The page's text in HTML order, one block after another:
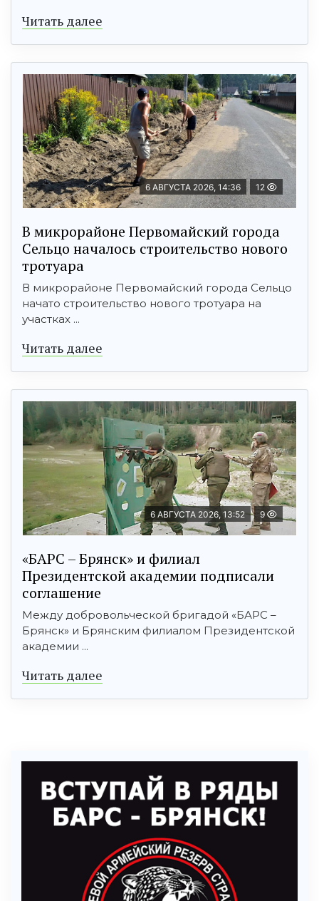
Читать далее
6 АВГУСТА 2026, 14:36 12
В микрорайоне Первомайский города
Сельцо началось строительство нового
тротуара
В микрорайоне Первомайский города Сельцо
начато строительство нового тротуара на
участках ...
Читать далее
6 АВГУСТА 2026, 13:52 9
«БАРС – Брянск» и филиал
Президентской академии подписали
соглашение
Между добровольческой бригадой «БАРС –
Брянск» и Брянским филиалом Президентской
академии ...
Читать далее